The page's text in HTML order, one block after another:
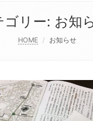
ゴリー: お知
HOME お知らせ